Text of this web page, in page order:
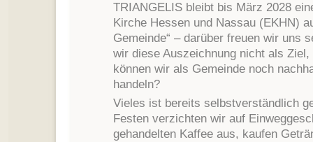
TRIANGELIS bleibt bis März 2028
Kirche Hessen und Nassau (EKHN)
Gemeinde“ – darüber freuen wir uns
wir diese Auszeichnung nicht als
können wir als Gemeinde noch
handeln?
Vieles ist bereits selbstverständlich
Festen verzichten wir auf
gehandelten Kaffee aus, kaufen